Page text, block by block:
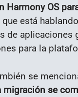
Harmony OS
está
de aplicaciones
para la
se
migración se